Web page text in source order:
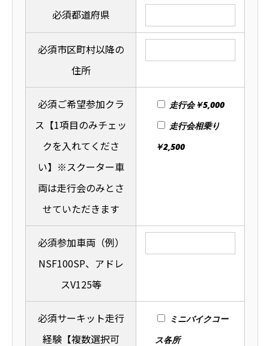
必須都道府県
必須市区町村以降の
住所
必須ご希望参加クラ
ス【1項目のみチェッ
クを入れてくださ
い】※スクーター車
両は走行会のみとさ
せていただきます
走行会￥5,000
走行会相乗り
￥2,500
必須参加車両（例）
NSF100SP、アドレ
スV125等
必須サーキット走行
経験【複数選択可
ミニバイクコー
ス各所